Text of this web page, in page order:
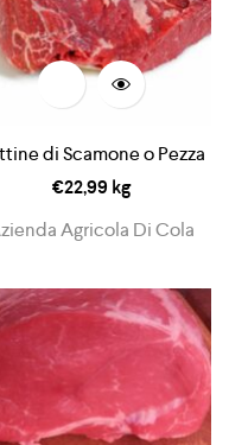
di Scamone o Pezza
€22,99 kg
Agricola Di Cola